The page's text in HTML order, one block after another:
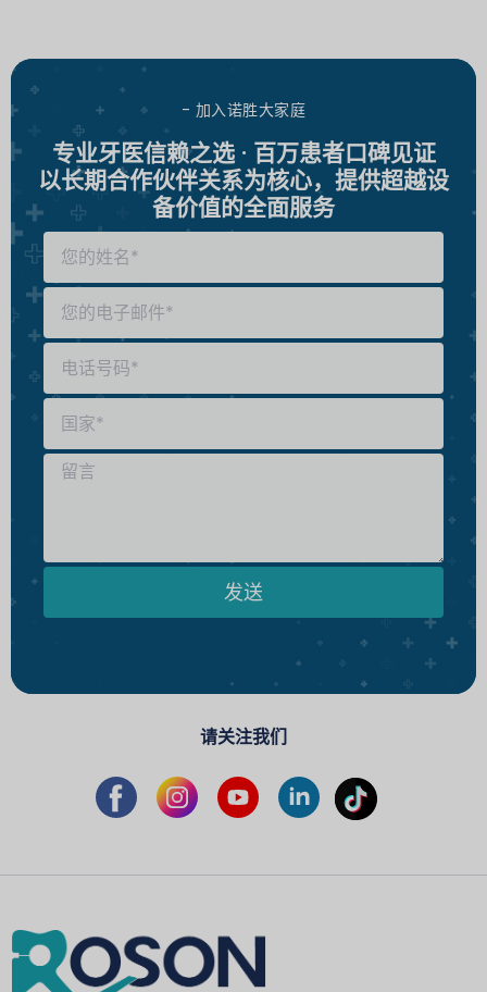
- 加入诺胜大家庭
专业牙医信赖之选 · 百万患者口碑见证
以长期合作伙伴关系为核心，提供超越设
备价值的全面服务
发送
请关注我们